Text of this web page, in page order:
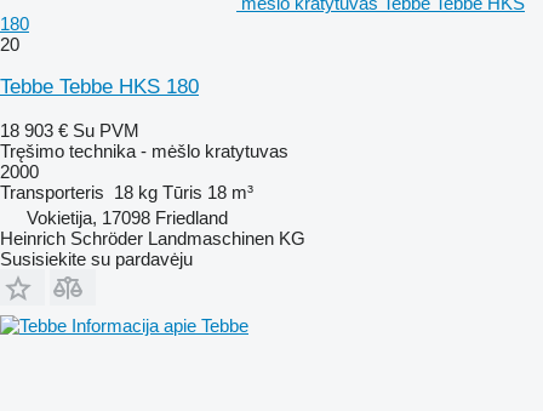
180
20
Tebbe Tebbe HKS 180
18 903 € Su PVM
Tręšimo technika - mėšlo kratytuvas
2000
Transporteris 18 kg Tūris 18 m³
Vokietija, 17098 Friedland
Heinrich Schröder Landmaschinen KG
Susisiekite su pardavėju
Informacija apie Tebbe